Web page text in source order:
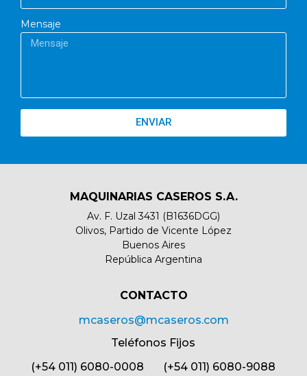
Mensaje
ENVIAR
MAQUINARIAS CASEROS S.A.
Av. F. Uzal 3431 (B1636DGG)
Olivos, Partido de Vicente López
Buenos Aires
República Argentina
CONTACTO​
mcaseros@mcaseros.com
Teléfonos Fijos
(+54 011) 6080-0008 (+54 011) 6080-9088